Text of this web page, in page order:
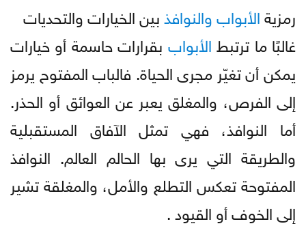
رمزيةالأبوابوالنوافذبين الخيارات والتحديات
غالبًا ما ترتبطالأبواب بقرارات حاسمة أو خيارات
يمكن أن تغيّر مجرى الحياة. فالباب المفتوح يرمز
إلى الفرص، والمغلق يعبر عن العوائق أو الحذر.
أما النوافذ، فهي تمثل الآفاق المستقبلية
والطريقة التي يرى بها الحالم العالم. النوافذ
المفتوحة تعكس التطلع والأمل، والمغلقة تشير
إلى الخوف أو القيود .